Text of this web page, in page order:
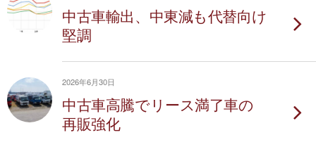
中古車輸出、中東減も代替向け
堅調
2026年6月30日
中古車高騰でリース満了車の
再販強化